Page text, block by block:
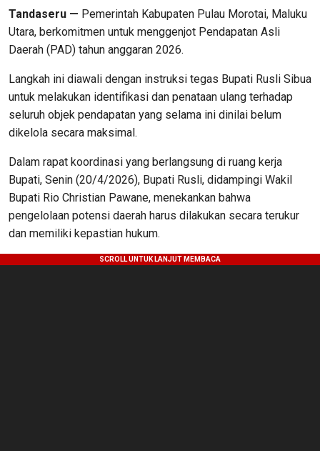
Tandaseru — Pemerintah Kabupaten Pulau Morotai, Maluku
Utara, berkomitmen untuk menggenjot Pendapatan Asli
Daerah (PAD) tahun anggaran 2026.
Langkah ini diawali dengan instruksi tegas Bupati Rusli Sibua
untuk melakukan identifikasi dan penataan ulang terhadap
seluruh objek pendapatan yang selama ini dinilai belum
dikelola secara maksimal.
​Dalam rapat koordinasi yang berlangsung di ruang kerja
Bupati, Senin (20/4/2026), Bupati Rusli, didampingi Wakil
Bupati Rio Christian Pawane, menekankan bahwa
pengelolaan potensi daerah harus dilakukan secara terukur
dan memiliki kepastian hukum.